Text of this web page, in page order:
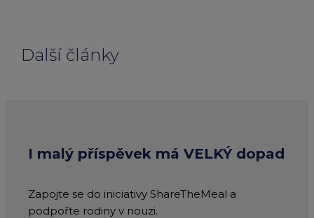
Další články
I malý příspěvek má VELKÝ dopad
Zapojte se do iniciativy ShareTheMeal a
podpořte rodiny v nouzi.